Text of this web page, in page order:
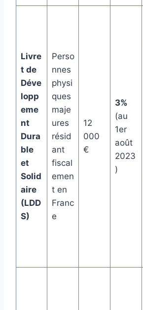
Livre
t de
Déve
lopp
eme
nt
Dura
ble
et
Solid
aire
(LDD
S)
Perso
nnes
physi
ques
maje
ures
résid
ant
fiscal
emen
t en
Franc
e
12
000
€
3%
(au
1er
août
2023
)